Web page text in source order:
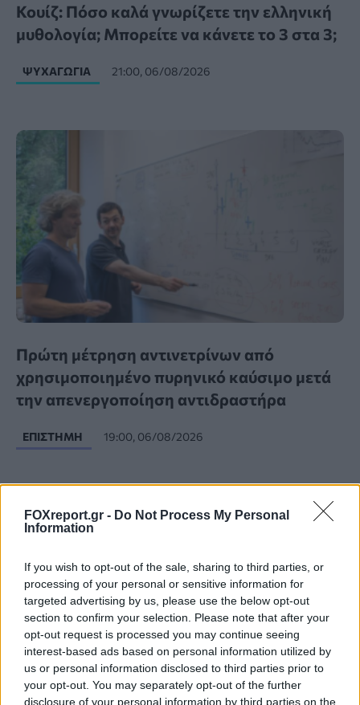
FOXreport.gr - Do Not Process My Personal
Information
If you wish to opt-out of the sale, sharing to third parties, or
processing of your personal or sensitive information for
targeted advertising by us, please use the below opt-out
section to confirm your selection. Please note that after your
opt-out request is processed you may continue seeing
interest-based ads based on personal information utilized by
us or personal information disclosed to third parties prior to
your opt-out. You may separately opt-out of the further
disclosure of your personal information by third parties on the
Κουίζ: Πόσο καλά γνωρίζετε την ελληνική
μυθολογία; Μπορείτε να κάνετε το 3 στα 3;
ΨΥΧΑΓΩΓΊΑ 21:00, 06/08/2026
Πρώτη μέτρηση αντινετρίνων από
χρησιμοποιημένο πυρηνικό καύσιμο μετά
την απενεργοποίηση αντιδραστήρα
ΕΠΙΣΤΉΜΗ 19:00, 06/08/2026